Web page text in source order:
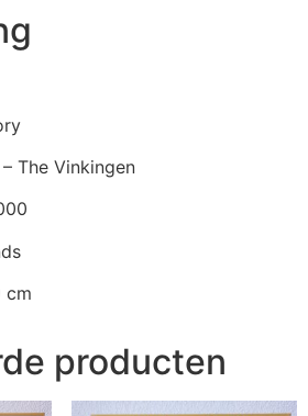
The Vinkingen
cm
producten